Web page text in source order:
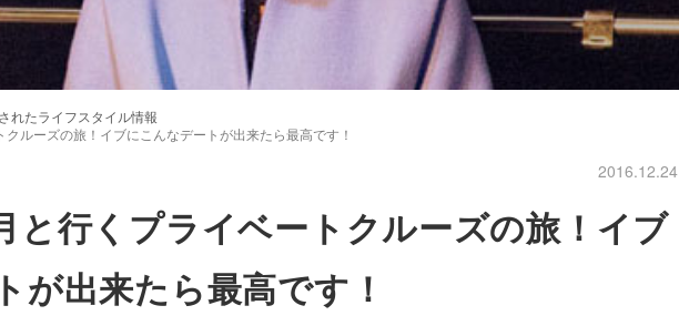
れたライフスタイル情報
ルーズの旅！イブにこんなデートが出来たら最高です！
2016.12.24
と行くプライベートクルーズの旅！イブ
が出来たら最高です！